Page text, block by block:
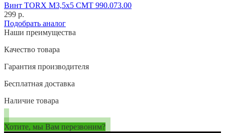
Винт TORX M3,5x5 CMT 990.073.00
299 р.
Подобрать аналог
Наши преимущества
Качество товара
Гарантия производителя
Бесплатная доставка
Наличие товара
Хотите, мы Вам перезвоним?